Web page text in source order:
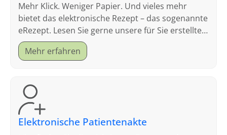
Mehr Klick. Weniger Papier. Und vieles mehr
bietet das elektronische Rezept – das sogenannte
eRezept. Lesen Sie gerne unsere für Sie erstellten
FAQ.
Mehr erfahren
Elektronische Patientenakte